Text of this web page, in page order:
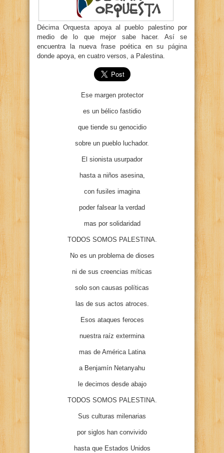
Décima Orquesta apoya al pueblo palestino por
medio de lo que mejor sabe hacer. Así se
encuentra la nueva frase poética en su página
donde apoya, en cuatro versos, a Palestina.
Ese margen protector
es un bélico fastidio
que tiende su genocidio
sobre un pueblo luchador.
El sionista usurpador
hasta a niños asesina,
con fusiles imagina
poder falsear la verdad
mas por solidaridad
TODOS SOMOS PALESTINA.
No es un problema de dioses
ni de sus creencias míticas
solo son causas políticas
las de sus actos atroces.
Esos ataques feroces
nuestra raíz extermina
mas de América Latina
a Benjamín Netanyahu
le decimos desde abajo
TODOS SOMOS PALESTINA.
Sus culturas milenarias
por siglos han convivido
hasta que Estados Unidos